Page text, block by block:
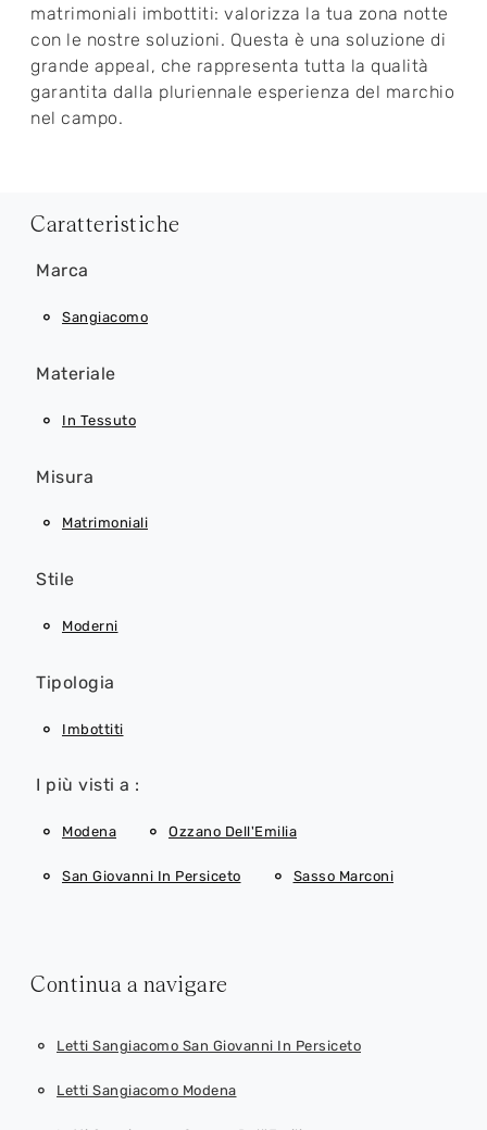
matrimoniali imbottiti: valorizza la tua zona notte
con le nostre soluzioni. Questa è una soluzione di
grande appeal, che rappresenta tutta la qualità
garantita dalla pluriennale esperienza del marchio
nel campo.
Caratteristiche
Marca
Sangiacomo
Materiale
In Tessuto
Misura
Matrimoniali
Stile
Moderni
Tipologia
Imbottiti
I più visti a :
Modena Ozzano Dell'Emilia
San Giovanni In Persiceto Sasso Marconi
Continua a navigare
Letti Sangiacomo San Giovanni In Persiceto
Letti Sangiacomo Modena